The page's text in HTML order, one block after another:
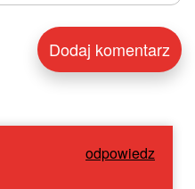
odpowiedz